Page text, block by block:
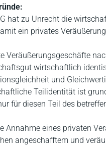
hat zu Unrecht die
ein privates
Veräußerungsgeschäfte
wirtschaftlich
und
Teilidentität ist
für diesen Teil des
Annahme eines privaten
angeschafftem und